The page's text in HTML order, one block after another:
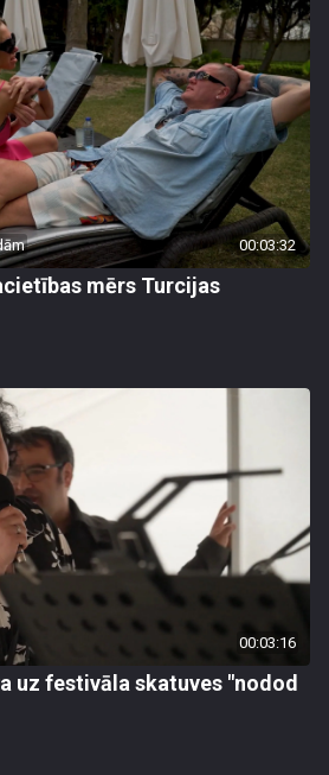
00:03:32
mērs Turcijas
00:03:16
uz festivāla skatuves "nodod